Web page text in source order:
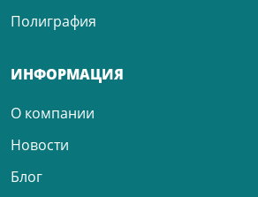
Полиграфия
ИНФОРМАЦИЯ
О компании
Новости
Блог